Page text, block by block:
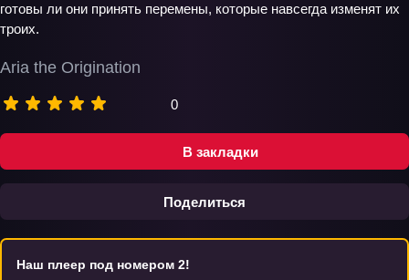
В закладки
Поделиться
Aria the Origination
0
готовы ли они принять перемены, которые навсегда изменят их
троих.
Наш плеер под номером 2!